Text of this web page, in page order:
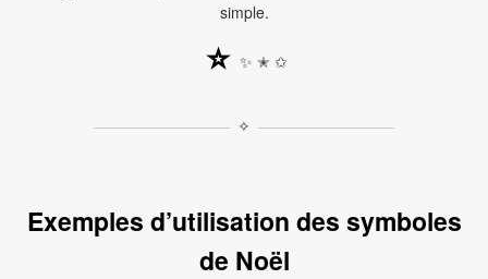
simple.
⭐ ✨ ✭ ✩
✧
Exemples d’utilisation des symboles
de Noël